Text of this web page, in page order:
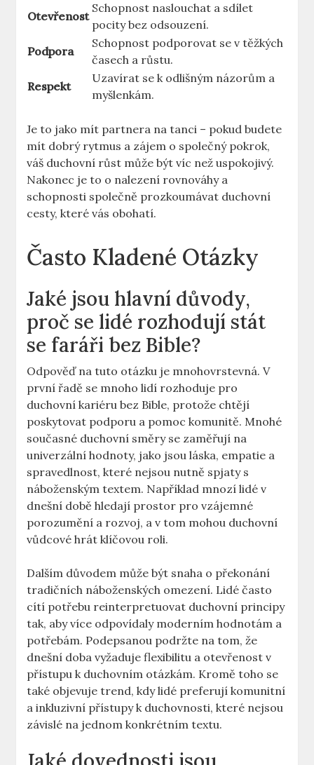
Otevřenost
Schopnost naslouchat a sdílet
pocity bez odsouzení.
Podpora
Schopnost podporovat se v těžkých
časech a růstu.
Respekt
Uzavírat se k odlišným názorům a
myšlenkám.
Je to jako mít partnera na tanci – pokud budete
mít dobrý rytmus a zájem o společný pokrok,
váš duchovní růst může být víc než uspokojivý.
Nakonec je to o nalezení rovnováhy a
schopnosti společně prozkoumávat duchovní
cesty, které vás obohatí.
Často Kladené Otázky
Jaké jsou hlavní důvody,
proč se lidé rozhodují stát
se faráři bez Bible?
Odpověď na tuto otázku je mnohovrstevná. V
první řadě se mnoho lidí rozhoduje pro
duchovní kariéru bez Bible, protože chtějí
poskytovat podporu a pomoc komunitě. Mnohé
současné duchovní směry se zaměřují na
univerzální hodnoty, jako jsou láska, empatie a
spravedlnost, které nejsou nutně spjaty s
náboženským textem. Například mnozí lidé v
dnešní době hledají prostor pro vzájemné
porozumění a rozvoj, a v tom mohou duchovní
vůdcové hrát klíčovou roli.
Dalším důvodem může být snaha o překonání
tradičních náboženských omezení. Lidé často
cítí potřebu reinterpretuovat duchovní principy
tak, aby více odpovídaly moderním hodnotám a
potřebám. Podepsanou podržte na tom, že
dnešní doba vyžaduje flexibilitu a otevřenost v
přístupu k duchovním otázkám. Kromě toho se
také objevuje trend, kdy lidé preferují komunitní
a inkluzivní přístupy k duchovnosti, které nejsou
závislé na jednom konkrétním textu.